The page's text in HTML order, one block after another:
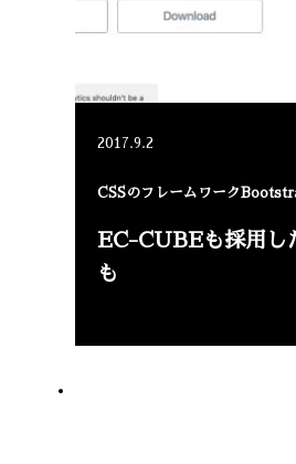
2017.9.2
CSSのフレームワーク
EC-CUBEも採用し
も